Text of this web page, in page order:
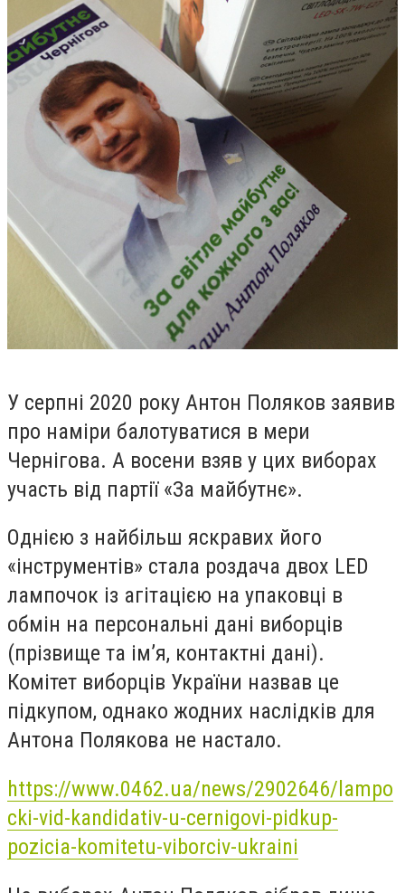
У серпні 2020 року Антон Поляков заявив
про наміри балотуватися в мери
Чернігова. А восени взяв у цих виборах
участь від партії «За майбутнє».
Однією з найбільш яскравих його
«інструментів» стала роздача двох LED
лампочок із агітацією на упаковці в
обмін на персональні дані виборців
(прізвище та ім’я, контактні дані).
Комітет виборців України назвав це
підкупом, однако жодних наслідків для
Антона Полякова не настало.
https://www.0462.ua/news/2902646/lampo
cki-vid-kandidativ-u-cernigovi-pidkup-
pozicia-komitetu-viborciv-ukraini